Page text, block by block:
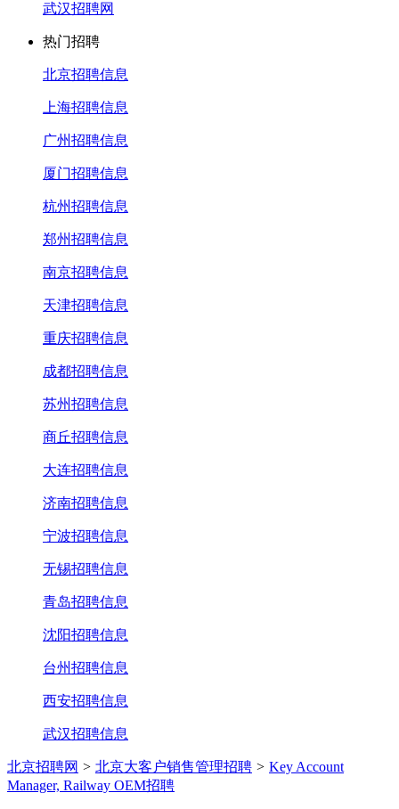
武汉招聘网
热门招聘
北京招聘信息
上海招聘信息
广州招聘信息
厦门招聘信息
杭州招聘信息
郑州招聘信息
南京招聘信息
天津招聘信息
重庆招聘信息
成都招聘信息
苏州招聘信息
商丘招聘信息
大连招聘信息
济南招聘信息
宁波招聘信息
无锡招聘信息
青岛招聘信息
沈阳招聘信息
台州招聘信息
西安招聘信息
武汉招聘信息
北京招聘网 > 北京大客户销售管理招聘 > Key Account
Manager, Railway OEM招聘